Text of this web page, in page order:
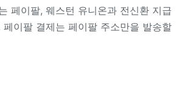
페이팔, 웨스턴 유니온과 전신환 지급
페이팔 결제는 페이팔 주소만을 발송할